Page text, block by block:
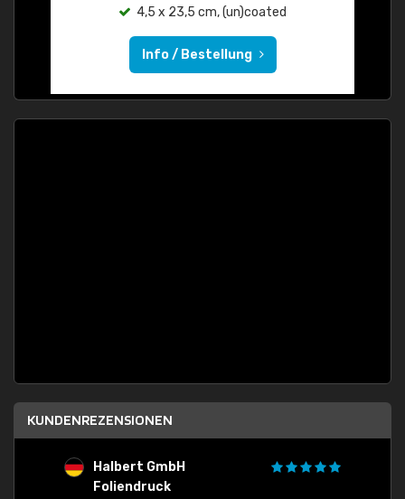
4,5 x 23,5 cm, (un)coated
Info / Bestellung
KUNDENREZENSIONEN
Halbert GmbH
Foliendruck